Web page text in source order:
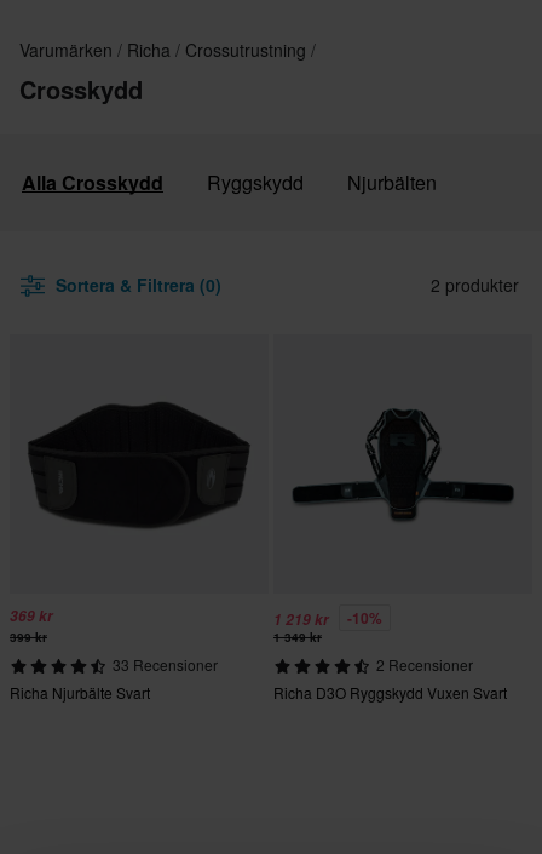
Varumärken Richa Crossutrustning
Crosskydd
Alla Crosskydd Ryggskydd Njurbälten
Sortera & Filtrera (0) 2 produkter
369 kr
399 kr
33 Recensioner
Richa Njurbälte Svart
1 219 kr -10%
1 349 kr
2 Recensioner
Richa D3O Ryggskydd Vuxen Svart